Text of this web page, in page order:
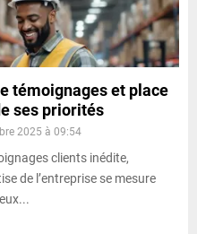
témoignages et place
ses priorités
2025 à 09:54
clients inédite,
de l’entreprise se mesure